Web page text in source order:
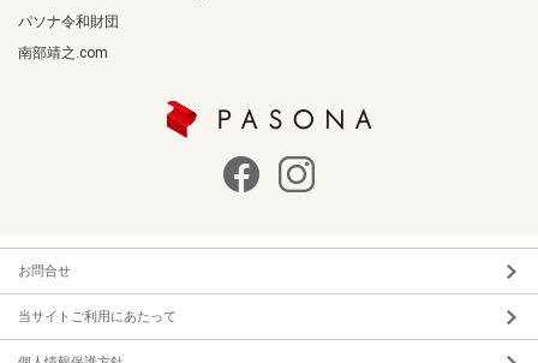
パソナ令和財団
南部靖之.com
お問合せ
当サイトご利用にあたって